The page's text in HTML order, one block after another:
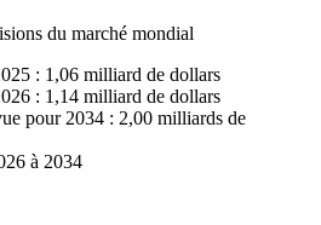
du marché mondial
: 1,06 milliard de dollars
: 1,14 milliard de dollars
pour 2034 : 2,00 milliards de
à 2034